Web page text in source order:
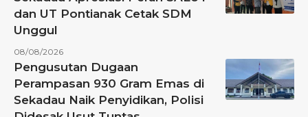
dan UT Pontianak Cetak SDM
Unggul
08/08/2026
Pengusutan Dugaan
Perampasan 930 Gram Emas di
Sekadau Naik Penyidikan, Polisi